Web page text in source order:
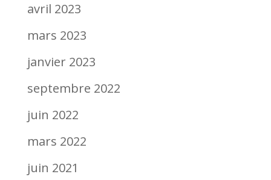
avril 2023
mars 2023
janvier 2023
septembre 2022
juin 2022
mars 2022
juin 2021